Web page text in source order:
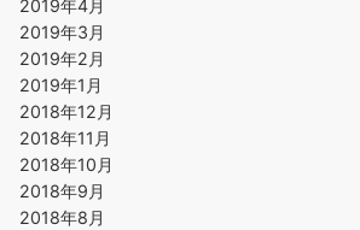
2019年4月
2019年3月
2019年2月
2019年1月
2018年12月
2018年11月
2018年10月
2018年9月
2018年8月